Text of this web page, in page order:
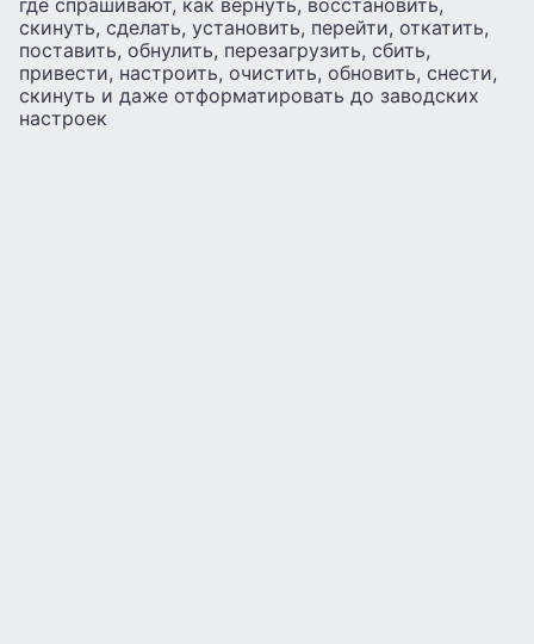
где спрашивают, как вернуть, восстановить,
скинуть, сделать, установить, перейти, откатить,
поставить, обнулить, перезагрузить, сбить,
привести, настроить, очистить, обновить, снести,
скинуть и даже отформатировать до заводских
настроек